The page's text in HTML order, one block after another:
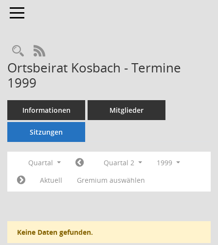
Toggle navigation
Rechercheauswahl
RSS-Feed
Ortsbeirat Kosbach - Termine
1999
Informationen Mitglieder
Sitzungen
Quartal Quartal 2
1999
Aktuell
Gremium auswählen
Keine Daten gefunden.